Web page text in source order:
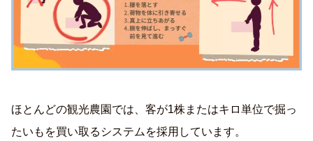
ほとんどの観光農園では、客が1株またはキロ単位で掘っ
たいもを買い取るシステムを採用しています。